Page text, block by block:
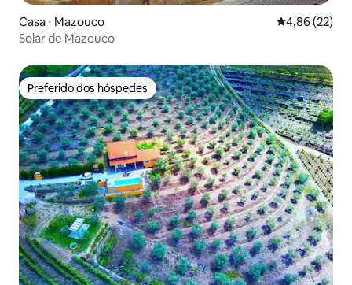
Casa ⋅ Mazouco 4,86 de uma
4,86 (22)
Solar de Mazouco
Preferido dos hóspedes
Preferido dos hóspedes